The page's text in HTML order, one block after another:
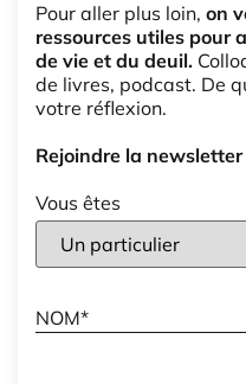
Pour aller plus loin, on
ressources utiles pour
de vie et du deuil.
de livres, podcast. De
votre réflexion.
Rejoindre la
Vous êtes